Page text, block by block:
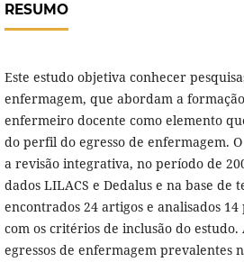
RESUMO
Este estudo objetiva conhecer
enfermagem, que abordam a
enfermeiro docente como elemento
do perfil do egresso de enfermagem.
a revisão integrativa, no período de
dados LILACS e Dedalus e na base de
encontrados 24 artigos e analisados
com os critérios de inclusão do
egressos de enfermagem prevalentes